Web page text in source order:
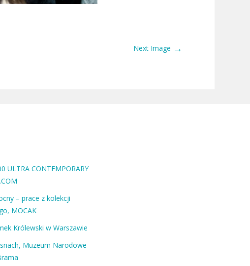
Next Image →
ULTRA CONTEMPORARY
– prace z kolekcji
MOCAK
Królewski w Warszawie
Muzeum Narodowe